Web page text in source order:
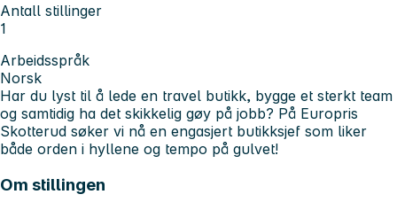
Antall stillinger
1
Arbeidsspråk
Norsk
Har du lyst til å lede en travel butikk, bygge et sterkt team
og samtidig ha det skikkelig gøy på jobb? På Europris
Skotterud søker vi nå en engasjert butikksjef som liker
både orden i hyllene og tempo på gulvet!
Om stillingen